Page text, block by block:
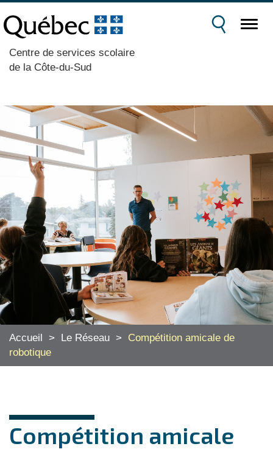
Centre de services scolaire
de la Côte-du-Sud
Accueil > Le Réseau >
Compétition amicale de
robotique
Compétition amicale